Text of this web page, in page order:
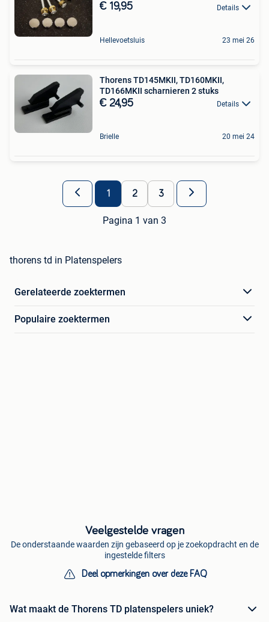
€ 19,95 Details
Hellevoetsluis 23 mei 26
Thorens TD145MKII, TD160MKII,
TD166MKII scharnieren 2 stuks
€ 24,95 Details
Brielle 20 mei 24
1 2 3
Pagina 1 van 3
thorens td in Platenspelers
Gerelateerde zoektermen
Populaire zoektermen
Veelgestelde vragen
De onderstaande waarden zijn gebaseerd op je zoekopdracht en de
ingestelde filters
Deel opmerkingen over deze FAQ
Wat maakt de Thorens TD platenspelers uniek?